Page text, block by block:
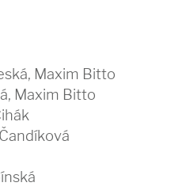
Maxim Bitto
Maxim Bitto